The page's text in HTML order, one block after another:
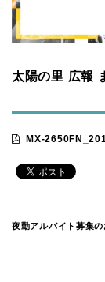
太陽の里 広報
MX-
夜勤アルバイト募集の